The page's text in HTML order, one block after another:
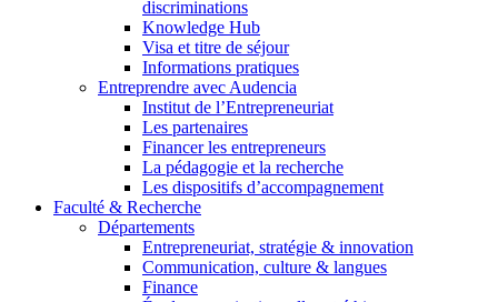
discriminations
Knowledge Hub
Visa et titre de séjour
Informations pratiques
Entreprendre avec Audencia
Institut de l’Entrepreneuriat
Les partenaires
Financer les entrepreneurs
La pédagogie et la recherche
Les dispositifs d’accompagnement
Faculté & Recherche
Départements
Entrepreneuriat, stratégie & innovation
Communication, culture & langues
Finance